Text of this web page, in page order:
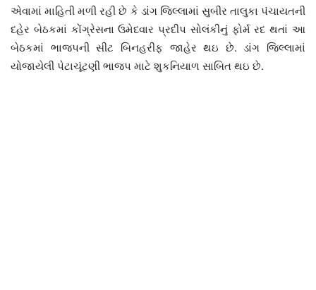
એવામાં માહિતી મળી રહી છે કે ડાંગ જિલ્લામાં સુબીર તાલુકા પંચાયતની
દહેર બેઠકમાં કોંગ્રેસના ઉમેદવાર પ્રદીપ સોલંકીનું ફોર્મ રદ થતાં આ
બેઠકમાં ભાજપની સીટ બિનહરીફ જાહેર થઇ છે. ડાંગ જિલ્લામાં
યોજાયેલી પેટાચૂંટણી ભાજપ માટે શુકનિયાળ સાબિત થઇ છે.